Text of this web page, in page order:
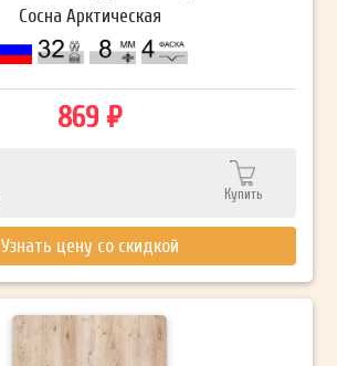
Сосна Арктическая
869 ₽
Купить
Узнать цену со скидкой